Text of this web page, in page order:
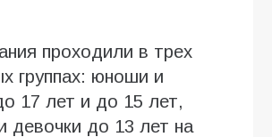
проходили в трех
группах: юноши и
17 лет и до 15 лет,
девочки до 13 лет на